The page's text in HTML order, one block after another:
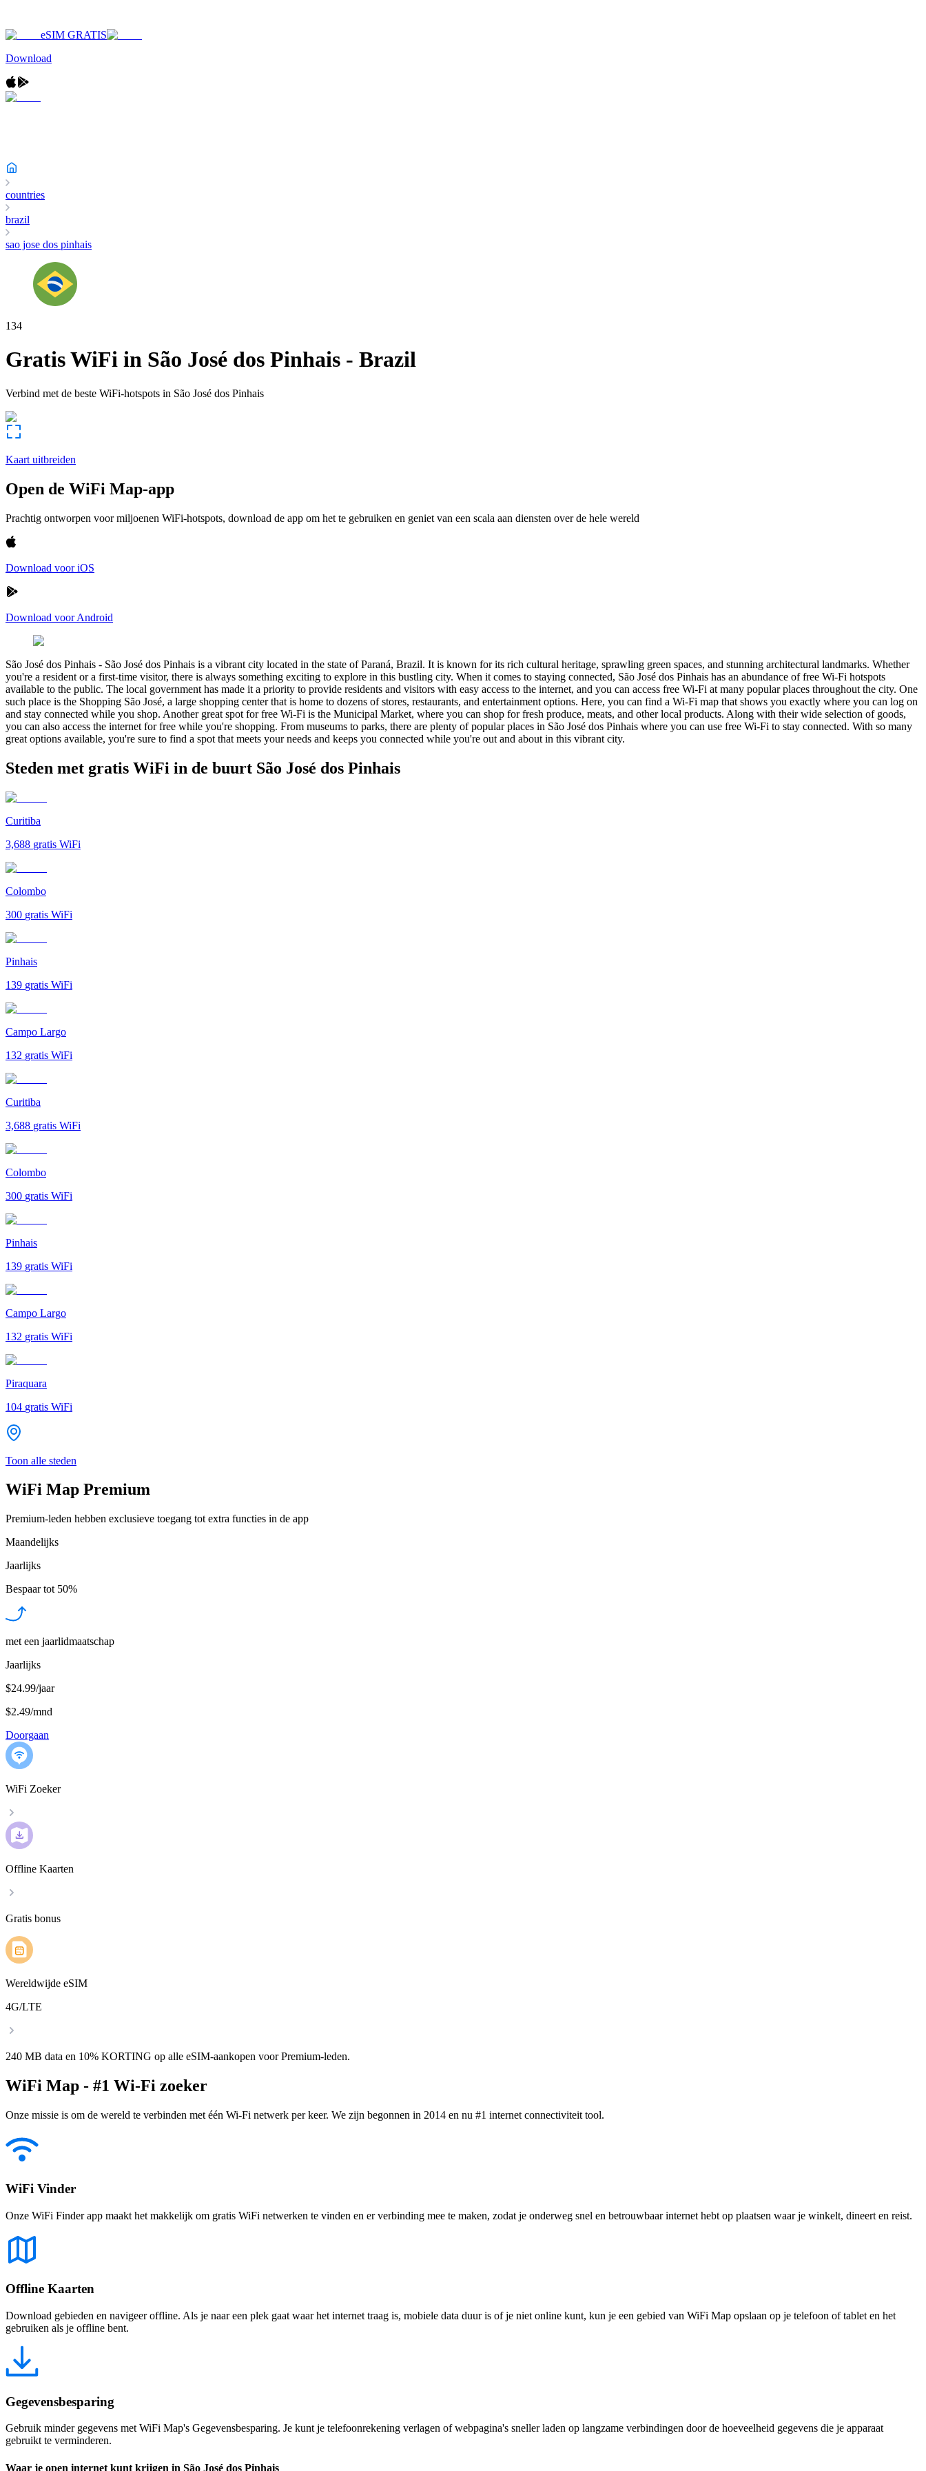
eSIM GRATIS
Download
countries
brazil
sao jose dos pinhais
134
Gratis WiFi in São José dos Pinhais - Brazil
Verbind met de beste WiFi-hotspots in São José dos Pinhais
Kaart uitbreiden
Open de WiFi Map-app
Prachtig ontworpen voor miljoenen WiFi-hotspots, download de app om het te gebruiken en geniet van een scala aan diensten over de hele wereld
Download voor iOS
Download voor Android
São José dos Pinhais - São José dos Pinhais is a vibrant city located in the state of Paraná, Brazil. It is known for its rich cultural heritage, sprawling green spaces, and stunning architectural landmarks. Whether
you're a resident or a first-time visitor, there is always something exciting to explore in this bustling city. When it comes to staying connected, São José dos Pinhais has an abundance of free Wi-Fi hotspots
available to the public. The local government has made it a priority to provide residents and visitors with easy access to the internet, and you can access free Wi-Fi at many popular places throughout the city. One
such place is the Shopping São José, a large shopping center that is home to dozens of stores, restaurants, and entertainment options. Here, you can find a Wi-Fi map that shows you exactly where you can log on
and stay connected while you shop. Another great spot for free Wi-Fi is the Municipal Market, where you can shop for fresh produce, meats, and other local products. Along with their wide selection of goods,
you can also access the internet for free while you're shopping. From museums to parks, there are plenty of popular places in São José dos Pinhais where you can use free Wi-Fi to stay connected. With so many
great options available, you're sure to find a spot that meets your needs and keeps you connected while you're out and about in this vibrant city.
Steden met gratis WiFi in de buurt São José dos Pinhais
Curitiba
3,688 gratis WiFi
Colombo
300 gratis WiFi
Pinhais
139 gratis WiFi
Campo Largo
132 gratis WiFi
Curitiba
3,688 gratis WiFi
Colombo
300 gratis WiFi
Pinhais
139 gratis WiFi
Campo Largo
132 gratis WiFi
Piraquara
104 gratis WiFi
Toon alle steden
WiFi Map Premium
Premium-leden hebben exclusieve toegang tot extra functies in de app
Maandelijks
Jaarlijks
Bespaar tot 50%
met een jaarlidmaatschap
Jaarlijks
$24.99/jaar
$2.49/mnd
Doorgaan
WiFi Zoeker
Offline Kaarten
Gratis bonus
Wereldwijde eSIM
4G/LTE
240 MB data en 10% KORTING op alle eSIM-aankopen voor Premium-leden.
WiFi Map - #1 Wi-Fi zoeker
Onze missie is om de wereld te verbinden met één Wi-Fi netwerk per keer. We zijn begonnen in 2014 en nu #1 internet connectiviteit tool.
WiFi Vinder
Onze WiFi Finder app maakt het makkelijk om gratis WiFi netwerken te vinden en er verbinding mee te maken, zodat je onderweg snel en betrouwbaar internet hebt op plaatsen waar je winkelt, dineert en reist.
Offline Kaarten
Download gebieden en navigeer offline. Als je naar een plek gaat waar het internet traag is, mobiele data duur is of je niet online kunt, kun je een gebied van WiFi Map opslaan op je telefoon of tablet en het
gebruiken als je offline bent.
Gegevensbesparing
Gebruik minder gegevens met WiFi Map's Gegevensbesparing. Je kunt je telefoonrekening verlagen of webpagina's sneller laden op langzame verbindingen door de hoeveelheid gegevens die je apparaat
gebruikt te verminderen.
Waar je open internet kunt krijgen in São José dos Pinhais